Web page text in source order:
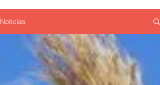
Noticias